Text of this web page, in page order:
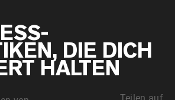
DIE DICH
HALTEN